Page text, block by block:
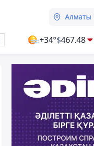
Алматы
+34°$467.48